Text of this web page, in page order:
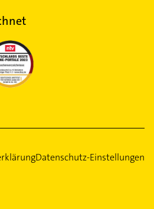
Datenschutz-Einstellungen